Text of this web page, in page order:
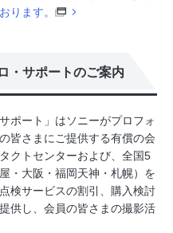
ります。
・サポートのご案内
ポート」はソニーがプロフォ
皆さまにご提供する有償の会
クトセンターおよび、全国5
・大阪・福岡天神・札幌）を
検サービスの割引、購入検討
供し、会員の皆さまの撮影活